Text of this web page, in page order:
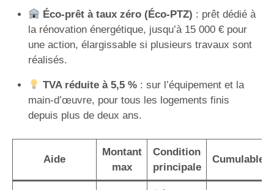
Éco-prêt à taux zéro (Éco-PTZ) : prêt dédié à
la rénovation énergétique, jusqu’à 15 000 € pour
une action, élargissable si plusieurs travaux sont
réalisés.
TVA réduite à 5,5 %: sur l’équipement et la
main-d’œuvre, pour tous les logements finis
depuis plus de deux ans.
Aide
Montant
max
Condition
principale
Cumulable